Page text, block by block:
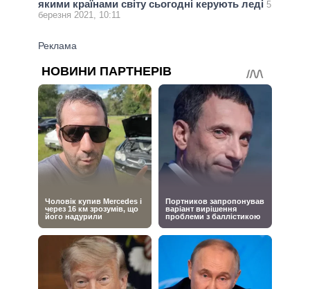
якими країнами світу сьогодні керують леді 5
березня 2021, 10:11